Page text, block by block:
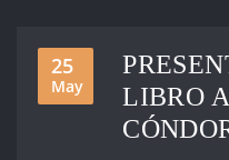
25
May
LIBRO